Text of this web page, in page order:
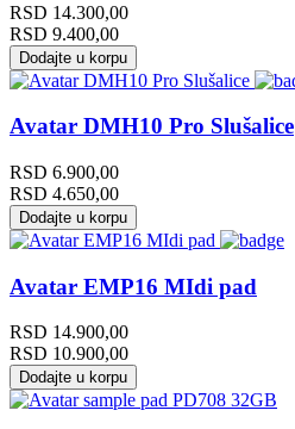
RSD 14.300,00
RSD 9.400,00
Dodajte u korpu
Avatar DMH10 Pro Slušalice
RSD 6.900,00
RSD 4.650,00
Dodajte u korpu
Avatar EMP16 MIdi pad
RSD 14.900,00
RSD 10.900,00
Dodajte u korpu